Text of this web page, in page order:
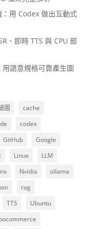
用 Codex 做出互動式
、即時 TTS 與 CPU 部
語意規格可靠產生圖
圖
cache
codex
GitHub
Google
Linux
LLM
Nvidia
ollama
rag
TTS
Ubuntu